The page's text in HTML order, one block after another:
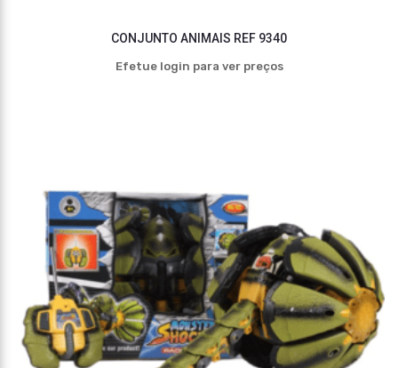
CONJUNTO ANIMAIS REF 9340
Efetue login para ver preços